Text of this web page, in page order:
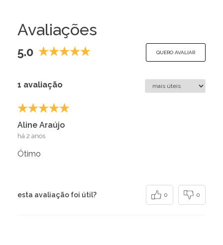
Avaliações
5.0 QUERO AVALIAR
1 avaliação
Aline Araújo
há 2 anos
Ótimo
esta avaliação foi útil? 0 0